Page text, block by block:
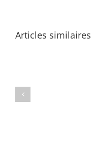
Articles similaires